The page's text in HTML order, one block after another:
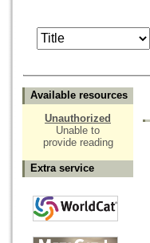
Available resources
Unauthorized
Unable to
provide reading
Extra service